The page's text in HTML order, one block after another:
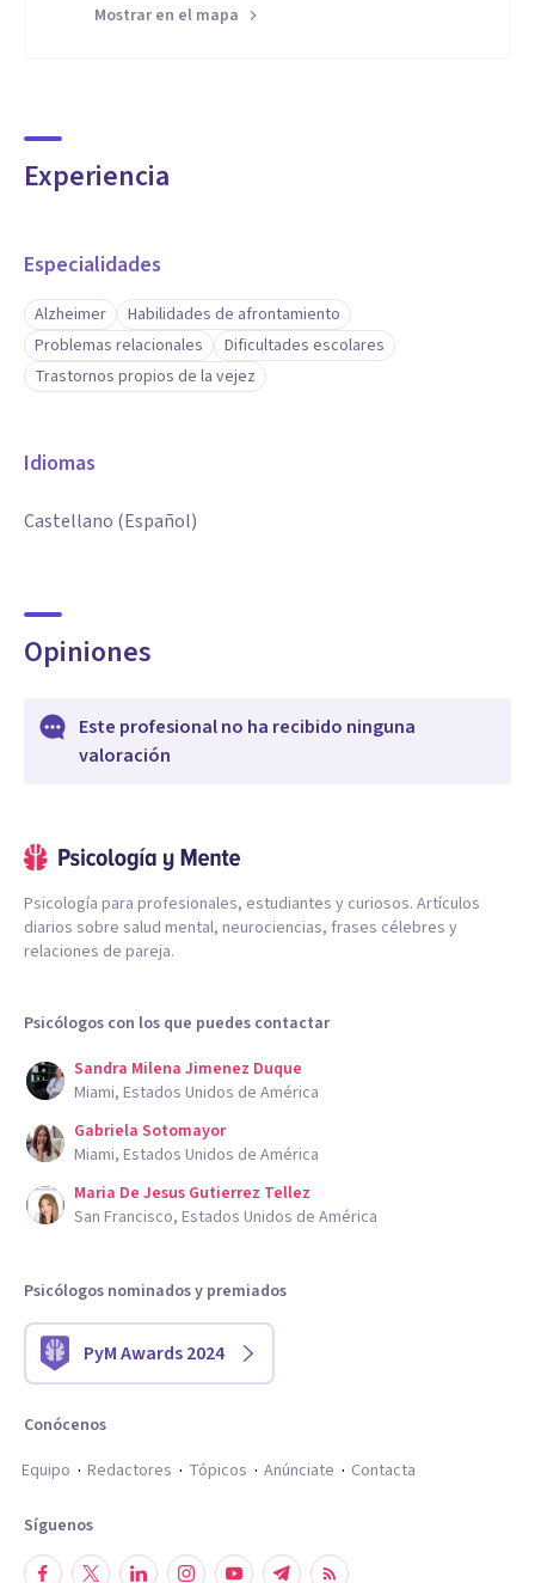
Mostrar en el mapa
Experiencia
Especialidades
Alzheimer
Habilidades de afrontamiento
Problemas relacionales
Dificultades escolares
Trastornos propios de la vejez
Idiomas
Castellano (Español)
Opiniones
Este profesional no ha recibido ninguna
valoración
Psicología para profesionales, estudiantes y curiosos. Artículos
diarios sobre salud mental, neurociencias, frases célebres y
relaciones de pareja.
Psicólogos con los que puedes contactar
Sandra Milena Jimenez Duque
Miami, Estados Unidos de América
Gabriela Sotomayor
Miami, Estados Unidos de América
Maria De Jesus Gutierrez Tellez
San Francisco, Estados Unidos de América
Psicólogos nominados y premiados
PyM Awards 2024
Conócenos
Equipo
Redactores Tópicos Anúnciate Contacta
Síguenos